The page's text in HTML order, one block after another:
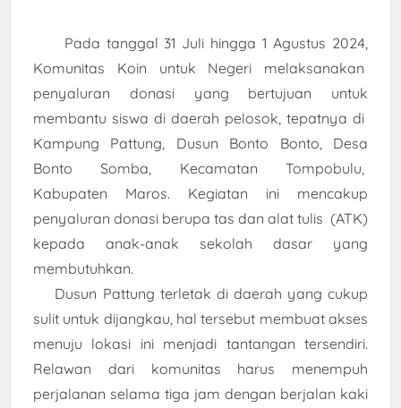
Pada tanggal 31 Juli hingga 1 Agustus 2024,
Komunitas Koin untuk Negeri melaksanakan
penyaluran donasi yang bertujuan untuk
membantu siswa di daerah pelosok, tepatnya di
Kampung Pattung, Dusun Bonto Bonto, Desa
Bonto Somba, Kecamatan Tompobulu,
Kabupaten Maros. Kegiatan ini mencakup
penyaluran donasi berupa tas dan alat tulis (ATK)
kepada anak-anak sekolah dasar yang
membutuhkan.
Dusun Pattung terletak di daerah yang cukup
sulit untuk dijangkau, hal tersebut membuat akses
menuju lokasi ini menjadi tantangan tersendiri.
Relawan dari komunitas harus menempuh
perjalanan selama tiga jam dengan berjalan kaki